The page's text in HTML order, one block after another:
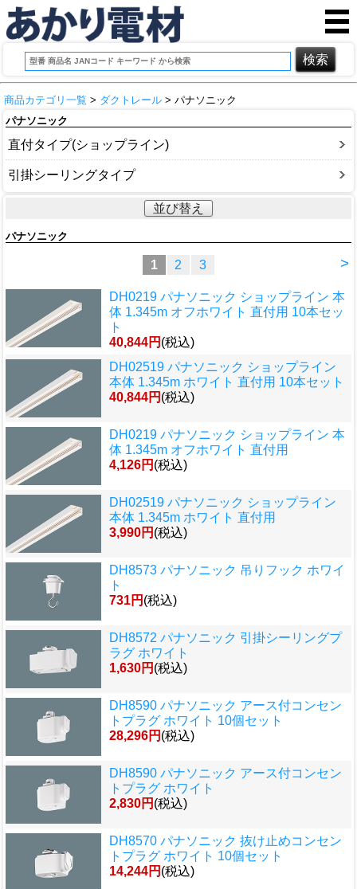
商品カテゴリ一覧 > ダクトレール > パナソニック
パナソニック
直付タイプ(ショップライン)
引掛シーリングタイプ
並び替え
パナソニック
>
1 2 3
DH0219 パナソニック ショップライン 本
体 1.345m オフホワイト 直付用 10本セッ
ト
40,844円 (税込)
DH02519 パナソニック ショップライン
本体 1.345m ホワイト 直付用 10本セット
40,844円 (税込)
DH0219 パナソニック ショップライン 本
体 1.345m オフホワイト 直付用
4,126円 (税込)
DH02519 パナソニック ショップライン
本体 1.345m ホワイト 直付用
3,990円 (税込)
DH8573 パナソニック 吊りフック ホワイ
ト
731円 (税込)
DH8572 パナソニック 引掛シーリングプ
ラグ ホワイト
1,630円 (税込)
DH8590 パナソニック アース付コンセン
トプラグ ホワイト 10個セット
28,296円 (税込)
DH8590 パナソニック アース付コンセン
トプラグ ホワイト
2,830円 (税込)
DH8570 パナソニック 抜け止めコンセン
トプラグ ホワイト 10個セット
14,244円 (税込)